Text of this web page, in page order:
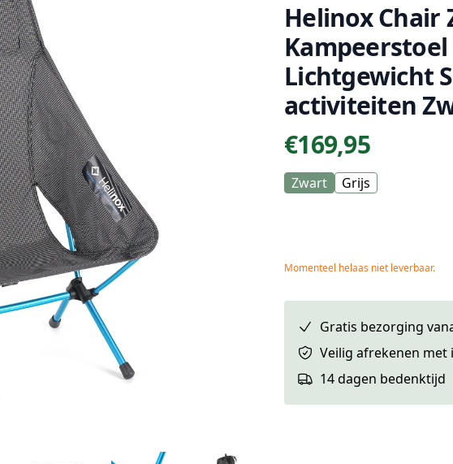
Helinox Chair
Lichtgewicht
activiteiten
Prijs
€169,95
Zwart Grijs
Momenteel helaas niet leverbaar.
Gratis bezorging
Veilig afrekenen met
14 dagen bedenktijd